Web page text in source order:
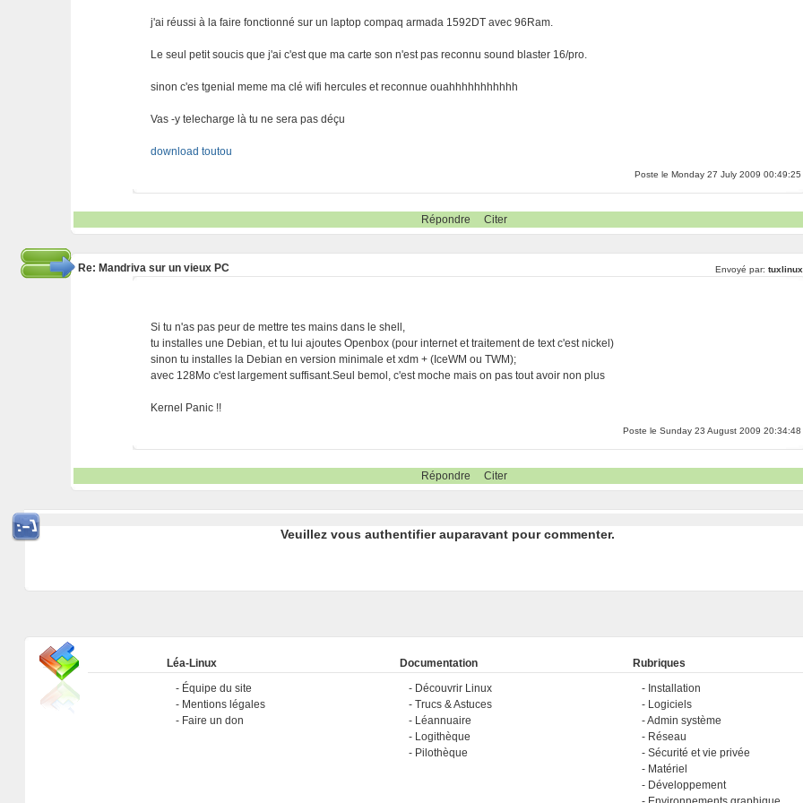
j'ai réussi à la faire fonctionné sur un laptop compaq armada 1592DT avec 96Ram.
Le seul petit soucis que j'ai c'est que ma carte son n'est pas reconnu sound blaster 16/pro.
sinon c'es tgenial meme ma clé wifi hercules et reconnue ouahhhhhhhhhhh
Vas -y telecharge là tu ne sera pas déçu
download toutou
Poste le Monday 27 July 2009 00:49:25
Répondre Citer
Re: Mandriva sur un vieux PC Envoyé par:
Si tu n'as pas peur de mettre tes mains dans le shell,
tu installes une Debian, et tu lui ajoutes Openbox (pour internet et traitement de text c'est nickel)
sinon tu installes la Debian en version minimale et xdm + (IceWM ou TWM);
avec 128Mo c'est largement suffisant.Seul bemol, c'est moche mais on pas tout avoir non plus
Kernel Panic !!
Poste le Sunday 23 August 2009 20:34:48
Répondre Citer
Veuillez vous authentifier auparavant pour commenter.
Léa-Linux
Équipe du site
Mentions légales
Faire un don
Documentation
Découvrir Linux
Trucs & Astuces
Léannuaire
Logithèque
Pilothèque
Rubriques
Installation
Logiciels
Admin système
Réseau
Sécurité et vie privée
Matériel
Développement